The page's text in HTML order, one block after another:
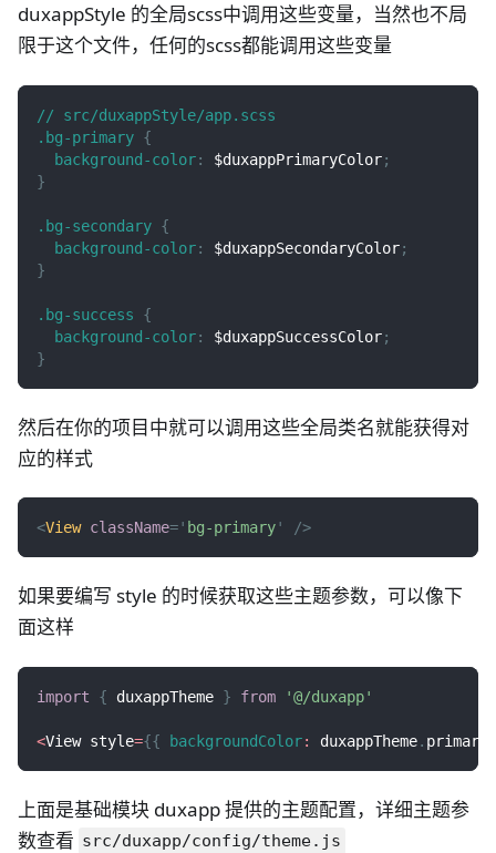
duxappStyle 的全局scss中调用这些变量，当然也不局
限于这个文件，任何的scss都能调用这些变量
// src/duxappStyle/app.scss
.bg-primary {
background-color: $duxappPrimaryColor;
}
.bg-secondary {
background-color: $duxappSecondaryColor;
}
.bg-success
{
background-color: $duxappSuccessColor;
}
然后在你的项目中就可以调用这些全局类名就能获得对
应的样式
<View className=' bg-primary' />
如果要编写 style 的时候获取这些主题参数，可以像下
面这样
import { duxappTheme } from '@/duxapp'
<View style={{ backgroundColor: duxappTheme.
上面是基础模块 duxapp 提供的主题配置，详细主题参
数查看 src/duxapp/config/theme.js